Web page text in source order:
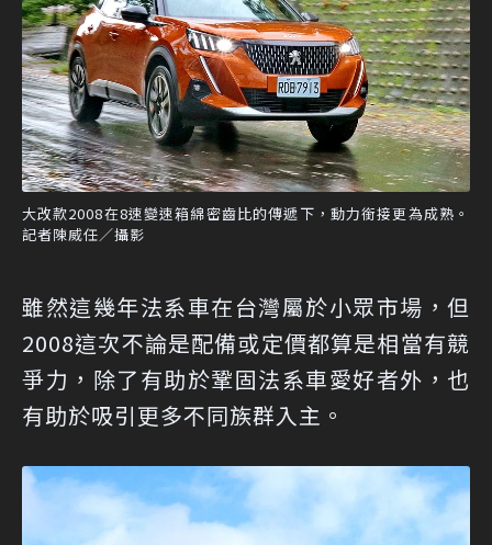
大改款2008在8速變速箱綿密齒比的傳遞下，動力銜接更為成熟。
記者陳威任／攝影
雖然這幾年法系車在台灣屬於小眾市場，但
2008這次不論是配備或定價都算是相當有競
爭力，除了有助於鞏固法系車愛好者外，也
有助於吸引更多不同族群入主。